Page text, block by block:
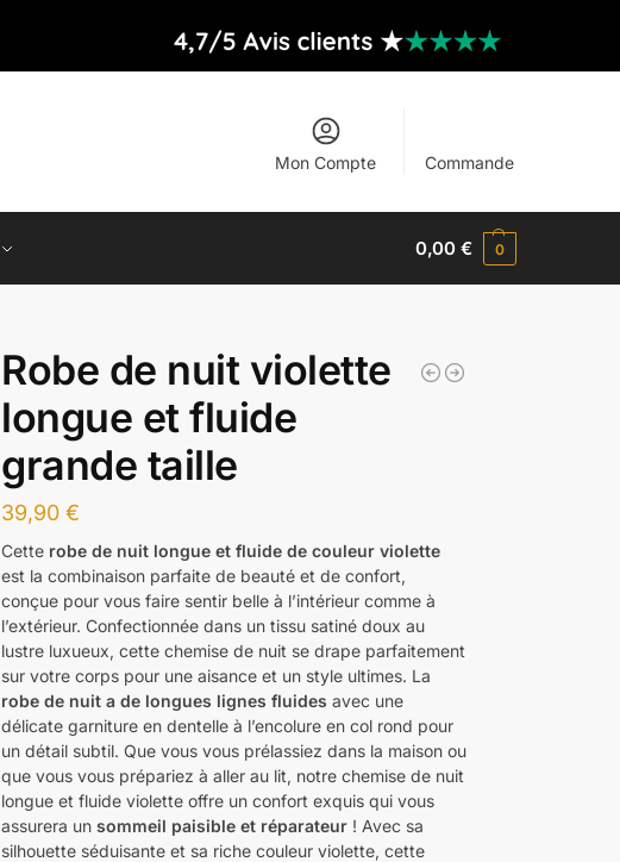
Mon Compte Commande
0,00€ 0
Robe de nuit violette
longue et fluide
grande taille
39,90€
Cette robe de nuit longue et fluide de couleur violette
est la combinaison parfaite de beauté et de confort,
conçue pour vous faire sentir belle à l’intérieur comme à
l’extérieur. Confectionnée dans un tissu satiné doux au
lustre luxueux, cette chemise de nuit se drape parfaitement
sur votre corps pour une aisance et un style ultimes. La
robe de nuit a de longues lignes fluides avec une
délicate garniture en dentelle à l’encolure en col rond pour
un détail subtil. Que vous vous prélassiez dans la maison ou
que vous vous prépariez à aller au lit, notre chemise de nuit
longue et fluide violette offre un confort exquis qui vous
assurera unsommeil paisible et réparateur ! Avec sa
silhouette séduisante et sa riche couleur violette, cette